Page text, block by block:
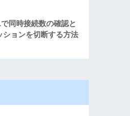
同時接続数の確認と
ションを切断する方法